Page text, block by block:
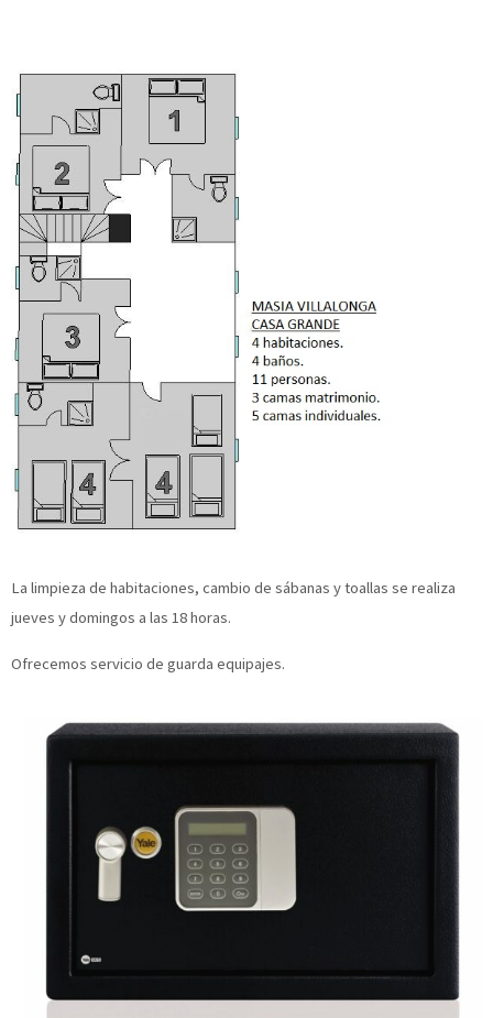
La limpieza de habitaciones, cambio de sábanas y toallas se realiza
jueves y domingos a las 18 horas.
Ofrecemos servicio de guarda equipajes.